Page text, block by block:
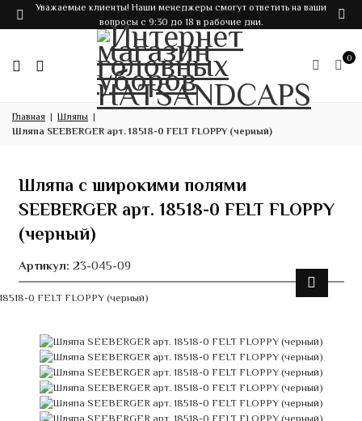
Уважаемые клиенты! Наши менеджеры смогут ответить на ваши
вопросы с 9:30 до 18 в рабочие дни.
0
Главная
Шляпы
Шляпа SEEBERGER арт. 18518-0 FELT FLOPPY (черный)
Шляпа с широкими полями
SEEBERGER арт. 18518-0 FELT FLOPPY
(черный)
Артикул: 23-045-09